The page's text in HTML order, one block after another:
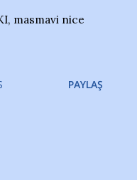
masmavi nice
PAYLAŞ